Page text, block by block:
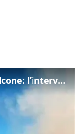
Incendio tra Duino e Monfalcone: l’intervento dei vigili del fuoco